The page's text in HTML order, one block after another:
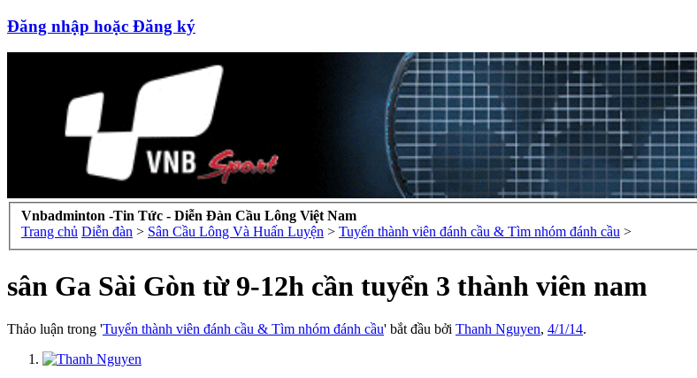
Đăng nhập hoặc Đăng ký
Vnbadminton -Tin Tức - Diễn Đàn Cầu Lông Việt Nam
Trang chủ Diễn đàn > Sân Cầu Lông Và Huấn Luyện > Tuyển thành viên đánh cầu & Tìm nhóm đánh cầu >
sân Ga Sài Gòn từ 9-12h cần tuyển 3 thành viên nam
Thảo luận trong 'Tuyển thành viên đánh cầu & Tìm nhóm đánh cầu' bắt đầu bởi Thanh Nguyen, 4/1/14.